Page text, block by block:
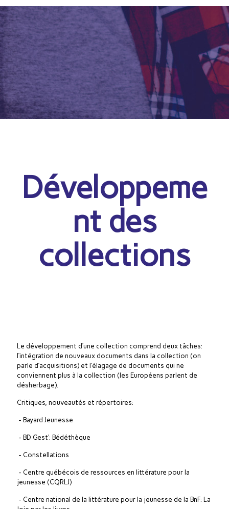
Développeme
nt des
collections
Le développement d’une collection comprend deux tâches:
l’intégration de nouveaux documents dans la collection (on
parle d’acquisitions) et l’élagage de documents qui ne
conviennent plus à la collection (les Européens parlent de
désherbage).
Critiques, nouveautés et répertoires:
- Bayard Jeunesse
- BD Gest’: Bédéthèque
- Constellations
- Centre québécois de ressources en littérature pour la
jeunesse (CQRLJ)
- Centre national de la littérature pour la jeunesse de la BnF: La